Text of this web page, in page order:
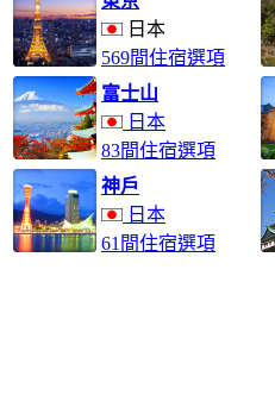
日本
569間住宿選項
富士山
日本
83間住宿選項
神戶
日本
61間住宿選項